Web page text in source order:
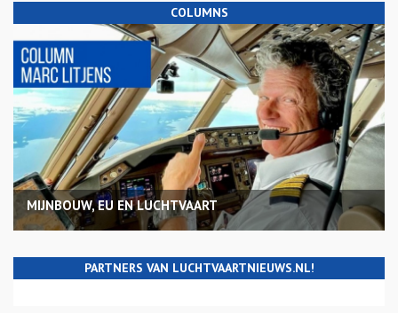
COLUMNS
MIJNBOUW, EU EN LUCHTVAART
PARTNERS VAN LUCHTVAARTNIEUWS.NL!